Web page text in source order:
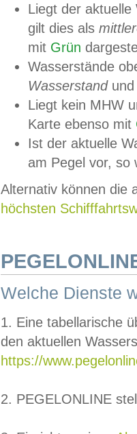
Liegt der
gilt dies als
mit Grün
Wasserstände
Wasserstandund
Liegt kein MHW
Karte ebenso mit
Ist der aktuelle
am Pegel vor,
Alternativ können die
höchsten
Welche Dienste
1. Eine tabellarische
den aktuellen
https://
2. PEGELONLINE